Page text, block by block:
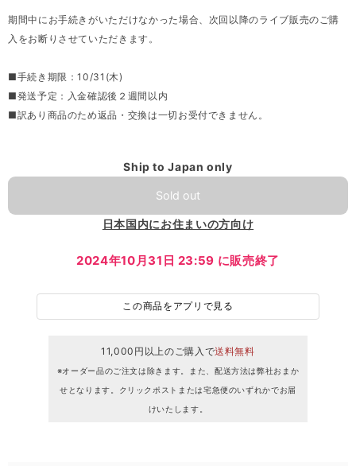
期間中にお手続きがいただけなかった場合、次回以降のライブ販売のご購
入をお断りさせていただきます。
■手続き期限：10/31(木)
■発送予定：入金確認後２週間以内
■訳あり商品のため返品・交換は一切お受付できません。
Ship to Japan only
Sold out
日本国内にお住まいの方向け
2024年10月31日 23:59 に販売終了
この商品をアプリで見る
11,000円以上のご購入で送料無料
※オーダー品のご注文は除きます。また、配送方法は弊社おまか
せとなります。クリックポストまたは宅急便のいずれかでお届
けいたします。